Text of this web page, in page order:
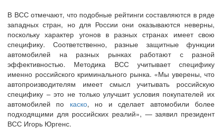
В ВСС отмечают, что подобные рейтинги составляются в ряде
западных стран, но для России они оказываются неверны,
поскольку характер угонов в разных странах имеет свою
специфику. Соответственно, разные защитные функции
автомобилей на разных рынках работают с разной
эффективностью. Методика ВСС учитывает специфику
именно российского криминального рынка. «Мы уверены, что
автопроизводителям имеет смысл учитывать российскую
специфику – это не только улучшит условия покупателей их
автомобилей по каско, но и сделает автомобили более
подходящими для российских реалий», — заявил президент
ВСС Игорь Юргенс.